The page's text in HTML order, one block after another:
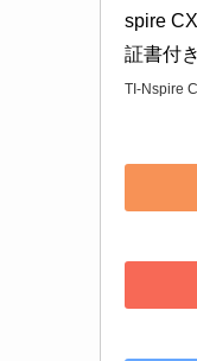
spire
証書付
TI-Nspire